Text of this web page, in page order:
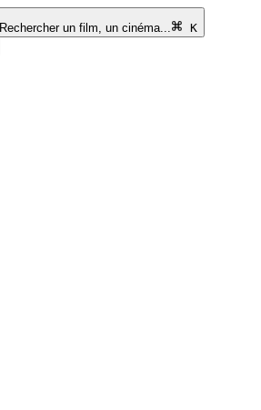
Rechercher un film, un cinéma...
K